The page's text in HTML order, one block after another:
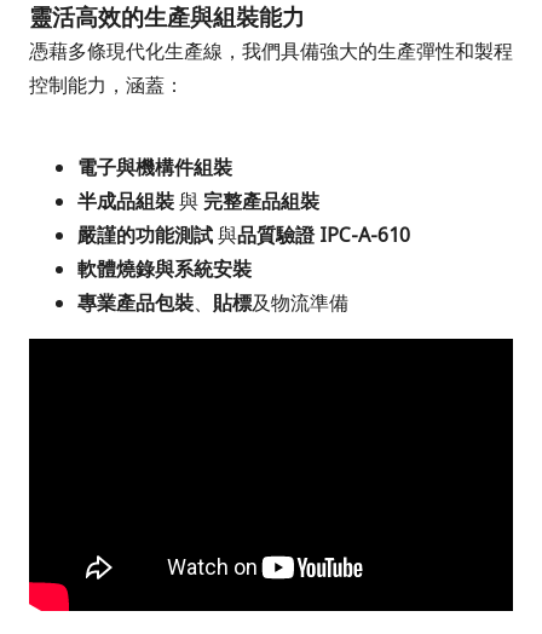
靈活高效的生產與組裝能力
憑藉多條現代化生產線，我們具備強大的生產彈性和製程
控制能力，涵蓋：
電子與機構件組裝
半成品組裝與 完整產品組裝
嚴謹的功能測試與品質驗證 IPC-A-610
軟體燒錄與系統安裝
專業產品包裝、 貼標及物流準備